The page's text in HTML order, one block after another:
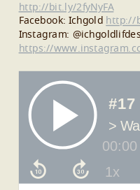
http://bit.ly/2fyNyFA
Facebook: Ichgold http://
Instagram:
https://